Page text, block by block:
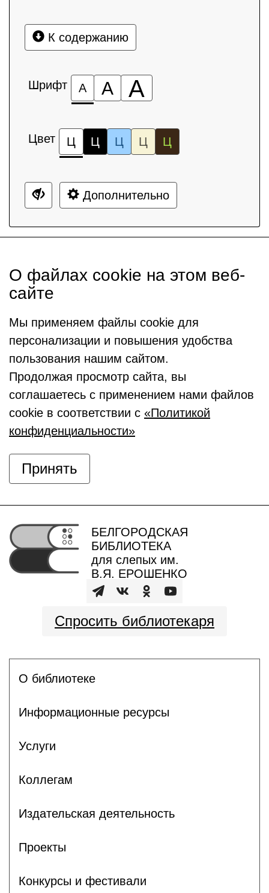
К содержанию
Шрифт А А А
Цвет Ц Ц Ц Ц Ц
Дополнительно
О файлах cookie на этом веб-
сайте
Мы применяем файлы cookie для
персонализации и повышения удобства
пользования нашим сайтом.
Продолжая просмотр сайта, вы
соглашаетесь с применением нами файлов
cookie в соответствии с «Политикой
конфиденциальности»
Принять
БЕЛГОРОДСКАЯ
БИБЛИОТЕКА
для слепых им.
В.Я. ЕРОШЕНКО
Спросить библиотекаря
О библиотеке
Информационные ресурсы
Услуги
Коллегам
Издательская деятельность
Проекты
Конкурсы и фестивали